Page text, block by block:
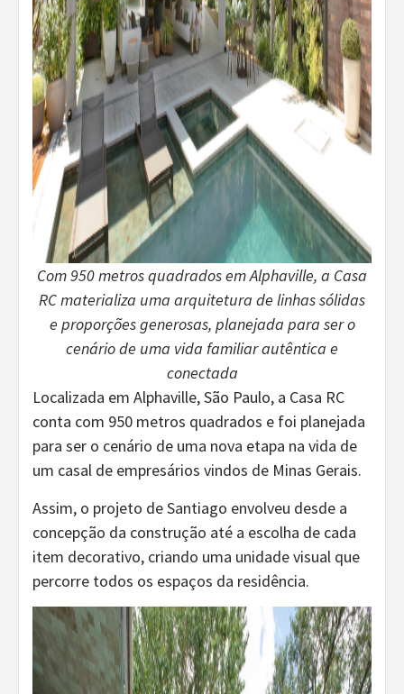
Com 950 metros quadrados em Alphaville, a Casa
RC materializa uma arquitetura de linhas sólidas
e proporções generosas, planejada para ser o
cenário de uma vida familiar autêntica e
conectada
Localizada em Alphaville, São Paulo, a Casa RC
conta com 950 metros quadrados e foi planejada
para ser o cenário de uma nova etapa na vida de
um casal de empresários vindos de Minas Gerais.
Assim, o projeto de Santiago envolveu desde a
concepção da construção até a escolha de cada
item decorativo, criando uma unidade visual que
percorre todos os espaços da residência.